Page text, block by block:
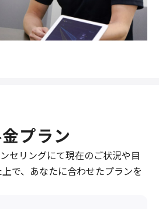
プラン
セリングにて現在のご状況や目
で、あなたに合わせたプランを